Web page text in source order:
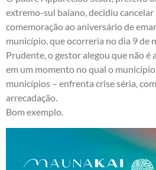
extremo-sul baiano, decidiu
comemoração ao aniversário de
município, que ocorreria no dia 9 de
Prudente, o gestor alegou que não é
em um momento no qual o
municípios – enfrenta crise séria,
arrecadação.
Bom exemplo.